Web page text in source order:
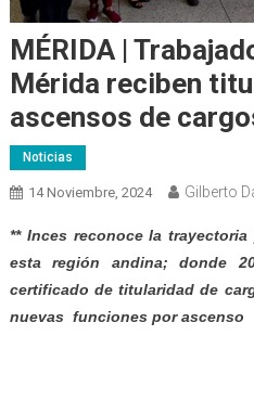
MÉRIDA |
Mérida reciben
ascensos de
Noticias
14 Noviembre, 2024 Gilberto
** Inces reconoce la
esta región andina; donde
certificado de titularidad de
nuevas funciones por ascenso